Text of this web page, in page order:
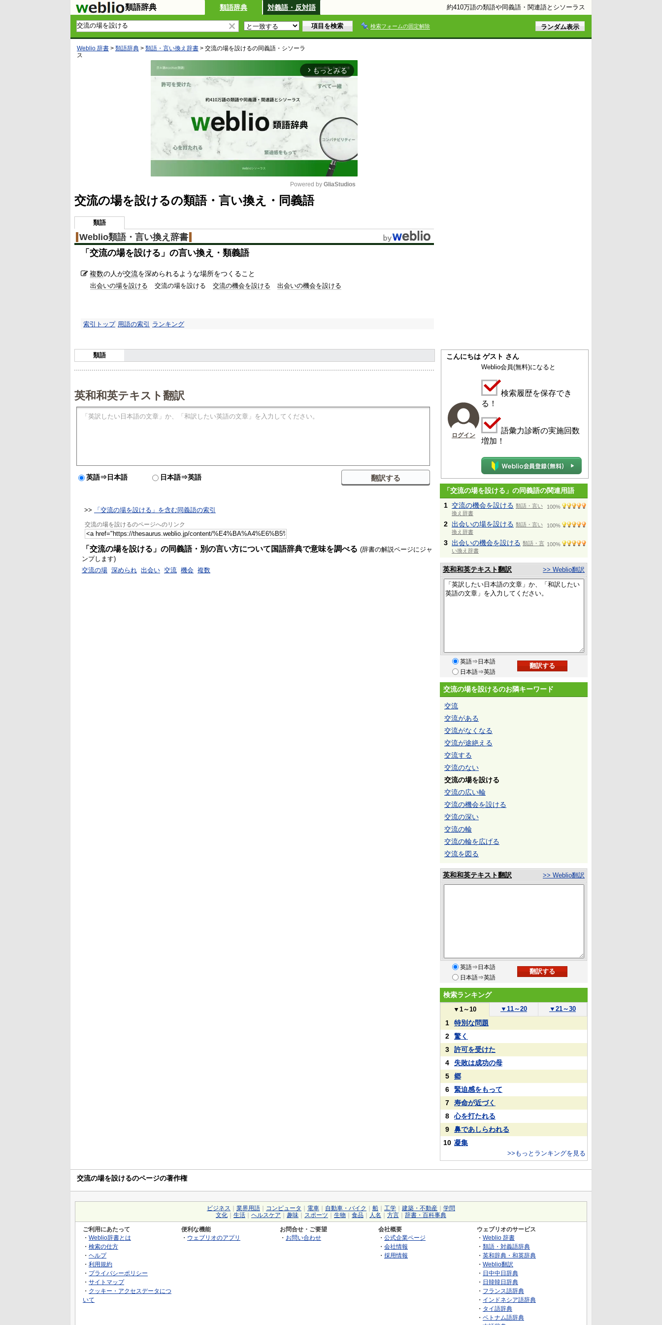
類語辞典 類語辞典 対義語・反対語 約410万語の類語や同義語・関連語とシソーラス
検索フォームの固定解除
Weblio 辞書 > 類語辞典 > 類語・言い換え辞書 > 交流の場を設けるの同義語・シソーラ
ス
arrow_forward_ios もっとみる
Powered by GliaStudios
交流の場を設けるの類語・言い換え・同義語
類語
Weblio類語・言い換え辞書
「 交流の場を設ける 」の言い換え・類義語
複数の人が交流を深められるような場所をつくること
出会いの場を設ける 交流の場を設ける 交流の機会を設ける 出会いの機会を設ける
索引トップ 用語の索引 ランキング
類語
英和和英テキスト翻訳
英語⇒日本語 日本語⇒英語
>> 「交流の場を設ける」を含む同義語の索引
交流の場を設けるのページへのリンク
「交流の場を設ける」の同義語・別の言い方について国語辞典で意味を調べる (辞書の解説ページにジャ
ンプします)
交流の場 深められ 出会い 交流 機会 複数
こんにちは ゲスト さん
ログイン
Weblio会員(無料)になると
検索履歴を保存でき
る！
語彙力診断の実施回数
増加！
「交流の場を設ける」の同義語の関連用語
1 交流の機会を設ける 類語・言い
換え辞書
100%
2 出会いの場を設ける 類語・言い
換え辞書
100%
3 出会いの機会を設ける 類語・言
い換え辞書
100%
英和和英テキスト翻訳 >> Weblio翻訳
英語⇒日本語
日本語⇒英語
交流の場を設けるのお隣キーワード
交流
交流がある
交流がなくなる
交流が途絶える
交流する
交流のない
交流の場を設ける
交流の広い輪
交流の機会を設ける
交流の深い
交流の輪
交流の輪を広げる
交流を図る
英和和英テキスト翻訳 >> Weblio翻訳
英語⇒日本語
日本語⇒英語
検索ランキング
▼ 1～10 ▼ 11～20 ▼ 21～30
1
特別な問題
2
驚く
3
許可を受けた
4
失敗は成功の母
5
郷
6
緊迫感をもって
7
寿命が近づく
8
心を打たれる
9
鼻であしらわれる
10 凝集
>>もっとランキングを見る
交流の場を設けるのページの著作権
ビジネス 業界用語 コンピュータ 電車 自動車・バイク 船 工学 建築・不動産
学問
文化
生活 ヘルスケア 趣味 スポーツ 生物 食品 人名 方言 辞書・百科事典
ご利用にあたって
・ Weblio辞書とは
・ 検索の仕方
・ ヘルプ
・ 利用規約
・ プライバシーポリシー
・ サイトマップ
・ クッキー・アクセスデータにつ
いて
便利な機能
・ ウェブリオのアプリ
お問合せ・ご要望
・ お問い合わせ
会社概要
・ 公式企業ページ
・ 会社情報
・ 採用情報
ウェブリオのサービス
・ Weblio 辞書
・ 類語・対義語辞典
・ 英和辞典・和英辞典
・ Weblio翻訳
・ 日中中日辞典
・ 日韓韓日辞典
・ フランス語辞典
・ インドネシア語辞典
・ タイ語辞典
・ ベトナム語辞典